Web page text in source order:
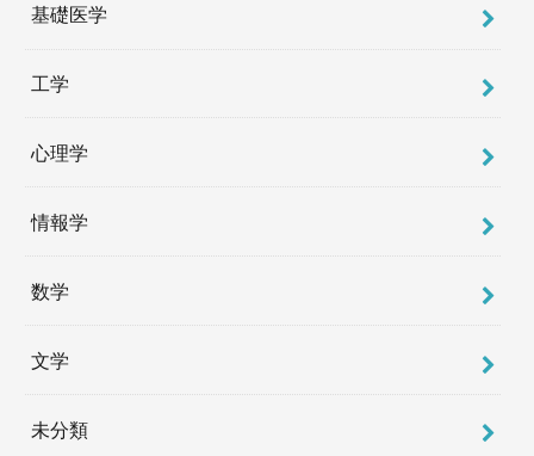
基礎医学
工学
心理学
情報学
数学
文学
未分類